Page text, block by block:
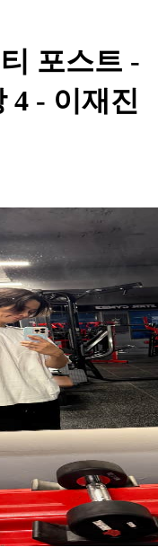
포스트 -
4 - 이재진